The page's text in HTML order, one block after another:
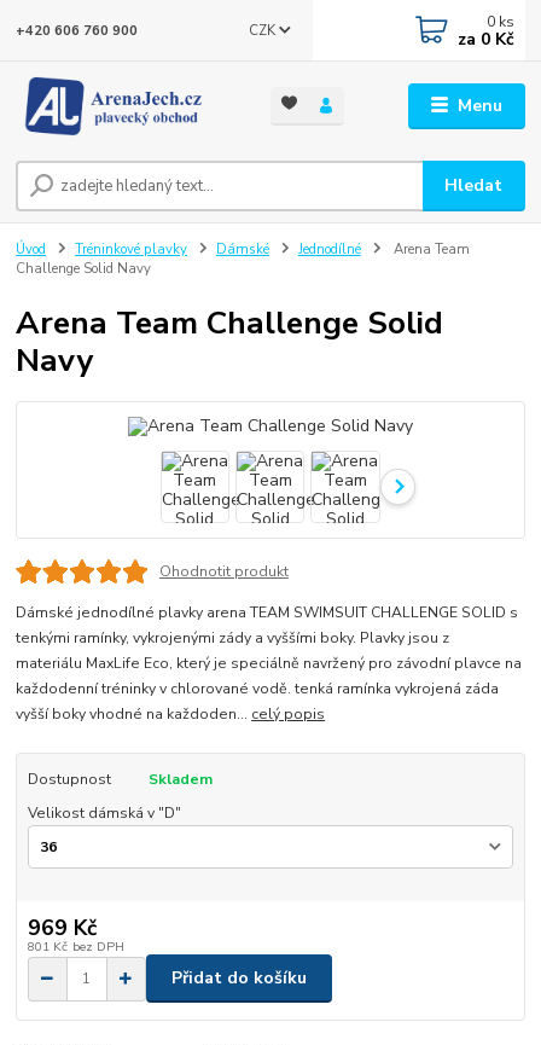
Menu
CZK
Hledat
+420 606 760 900 0 ks
za 0 Kč
Úvod Tréninkové plavky Dámské Jednodílné
Arena Team
Challenge Solid Navy
Arena Team Challenge Solid
Navy
Ohodnotit produkt
Dámské jednodílné plavky arena TEAM SWIMSUIT CHALLENGE SOLID s
tenkými ramínky, vykrojenými zády a vyššími boky. Plavky jsou z
materiálu MaxLife Eco, který je speciálně navržený pro závodní plavce na
každodenní tréninky v chlorované vodě. tenká ramínka vykrojená záda
vyšší boky vhodné na každoden... celý popis
Dostupnost
Skladem
Velikost dámská v "D"
969 Kč
801 Kč bez DPH
Přidat do košíku